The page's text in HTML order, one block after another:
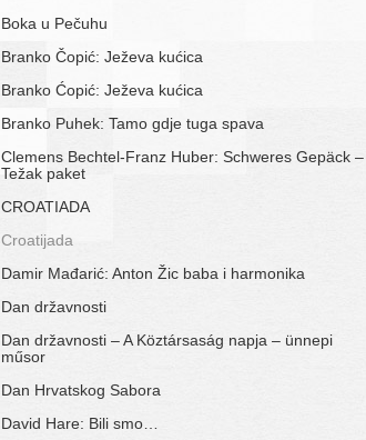
Boka u Pečuhu
Branko Čopić: Ježeva kućica
Branko Ćopić: Ježeva kućica
Branko Puhek: Tamo gdje tuga spava
Clemens Bechtel-Franz Huber: Schweres Gepäck –
Težak paket
CROATIADA
Croatijada
Damir Mađarić: Anton Žic baba i harmonika
Dan državnosti
Dan državnosti – A Köztársaság napja – ünnepi
műsor
Dan Hrvatskog Sabora
David Hare: Bili smo…